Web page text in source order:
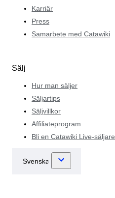
Karriär
Press
Samarbete med Catawiki
Sälj
Hur man säljer
Säljartips
Säljvillkor
Affiliateprogram
Bli en Catawiki Live-säljare